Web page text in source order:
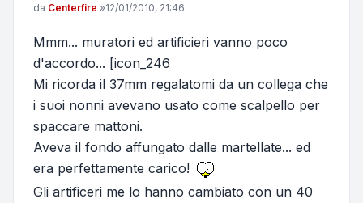
Messaggio
da Centerfire »12/01/2010, 21:46
Mmm... muratori ed artificieri vanno poco
d'accordo... [icon_246
Mi ricorda il 37mm regalatomi da un collega che
i suoi nonni avevano usato come scalpello per
spaccare mattoni.
Aveva il fondo affungato dalle martellate... ed
era perfettamente carico!
Gli artificeri me lo hanno cambiato con un 40